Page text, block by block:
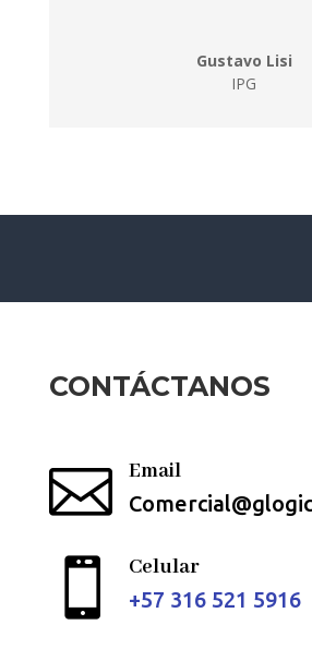
Gustavo Lisi
IPG
CONTÁCTANOS
 Email
 Celular
+57 316 521 5916